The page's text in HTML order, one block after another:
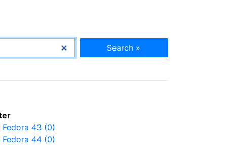
Search »
Fedora 43 (0)
Fedora 44 (0)